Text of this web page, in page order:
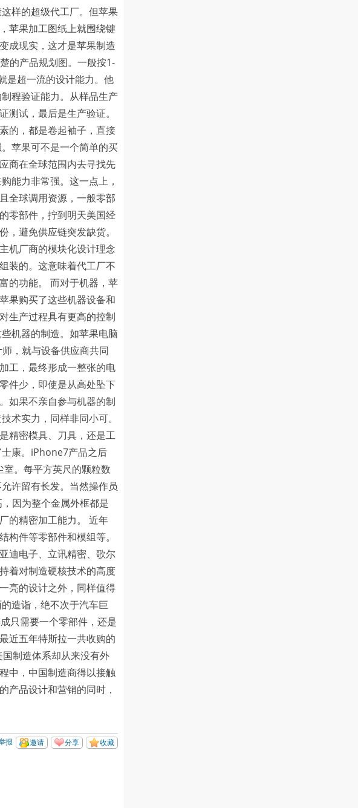
样的超级代工厂。但苹果
苹果加工图纸上就围绕键
成现实，这才是苹果制造
的产品规划图。一般按1-
是超一流的设计能力。他
程验证能力。从样品生产
试，最后是生产验证。
的，都是卷起袖子，直接
苹果可不是一个简单的买
商在全球范围内去寻找先
能力非常强。这一点上，
全球调用资源，一般零部
零部件，拧到明天美国经
避免供应链突发缺货。
机厂商的模块化设计理念
装的。这意味着代工厂不
的功能。 而对于机器，苹
果购买了这些机器设备和
生产过程具有更高的控制
机器的制造。如苹果电脑
，就与设备供应商共同
工，最终形成一整张的电
件少，即使是从高处坠下
如果不亲自参与机器的制
术实力，同样非同小可。
精密模具、刀具，还是工
康。iPhone7产品之后
室。每平方英尺的颗粒数
许留有长发。当然操作员
因为整个金属外框都是
的精密加工能力。 近年
件等零部件和模组等。
迪电子、立讯精密、歌尔
着对制造硬核技术的高度
亮的设计之外，同样值得
造诣，绝不次于汽车巨
只需要一个零部件，还是
近五年特斯拉一共收购的
制造体系却从来没有外
中，中国制造商得以接触
产品设计和营销的同时，
收藏
分享
邀请
报